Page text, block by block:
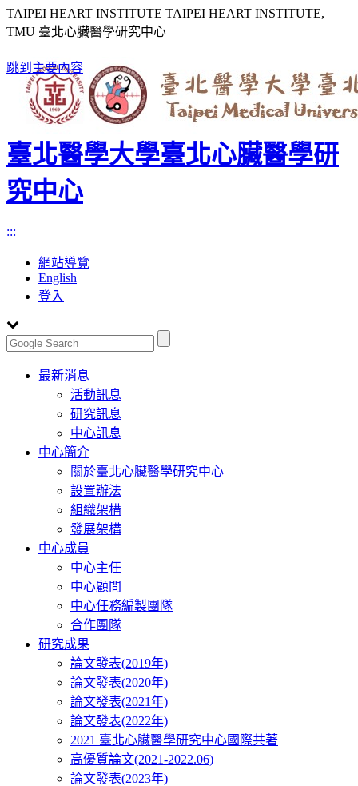
TAIPEI HEART INSTITUTE TAIPEI HEART INSTITUTE,
TMU 臺北心臟醫學研究中心
跳到主要內容
臺北醫學大學臺北心臟醫學研
究中心
:::
網站導覽
English
登入
Toggle
navigation
最新消息
活動訊息
研究訊息
中心訊息
中心簡介
關於臺北心臟醫學研究中心
設置辦法
組織架構
發展架構
中心成員
中心主任
中心顧問
中心任務編製團隊
合作團隊
研究成果
論文發表(2019年)
論文發表(2020年)
論文發表(2021年)
論文發表(2022年)
2021 臺北心臟醫學研究中心國際共著
高優質論文(2021-2022.06)
論文發表(2023年)